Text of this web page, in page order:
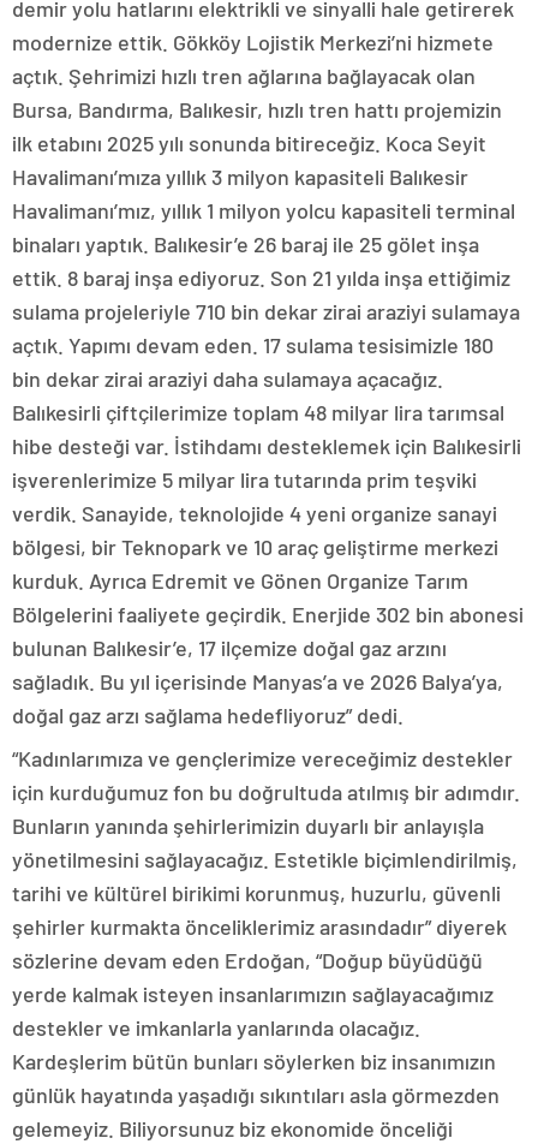
demir yolu hatlarını elektrikli ve sinyalli hale getirerek
modernize ettik. Gökköy Lojistik Merkezi’ni hizmete
açtık. Şehrimizi hızlı tren ağlarına bağlayacak olan
Bursa, Bandırma, Balıkesir, hızlı tren hattı projemizin
ilk etabını 2025 yılı sonunda bitireceğiz. Koca Seyit
Havalimanı’mıza yıllık 3 milyon kapasiteli Balıkesir
Havalimanı’mız, yıllık 1 milyon yolcu kapasiteli terminal
binaları yaptık. Balıkesir’e 26 baraj ile 25 gölet inşa
ettik. 8 baraj inşa ediyoruz. Son 21 yılda inşa ettiğimiz
sulama projeleriyle 710 bin dekar zirai araziyi sulamaya
açtık. Yapımı devam eden. 17 sulama tesisimizle 180
bin dekar zirai araziyi daha sulamaya açacağız.
Balıkesirli çiftçilerimize toplam 48 milyar lira tarımsal
hibe desteği var. İstihdamı desteklemek için Balıkesirli
işverenlerimize 5 milyar lira tutarında prim teşviki
verdik. Sanayide, teknolojide 4 yeni organize sanayi
bölgesi, bir Teknopark ve 10 araç geliştirme merkezi
kurduk. Ayrıca Edremit ve Gönen Organize Tarım
Bölgelerini faaliyete geçirdik. Enerjide 302 bin abonesi
bulunan Balıkesir’e, 17 ilçemize doğal gaz arzını
sağladık. Bu yıl içerisinde Manyas’a ve 2026 Balya’ya,
doğal gaz arzı sağlama hedefliyoruz” dedi.
“Kadınlarımıza ve gençlerimize vereceğimiz destekler
için kurduğumuz fon bu doğrultuda atılmış bir adımdır.
Bunların yanında şehirlerimizin duyarlı bir anlayışla
yönetilmesini sağlayacağız. Estetikle biçimlendirilmiş,
tarihi ve kültürel birikimi korunmuş, huzurlu, güvenli
şehirler kurmakta önceliklerimiz arasındadır” diyerek
sözlerine devam eden Erdoğan, “Doğup büyüdüğü
yerde kalmak isteyen insanlarımızın sağlayacağımız
destekler ve imkanlarla yanlarında olacağız.
Kardeşlerim bütün bunları söylerken biz insanımızın
günlük hayatında yaşadığı sıkıntıları asla görmezden
gelemeyiz. Biliyorsunuz biz ekonomide önceliği